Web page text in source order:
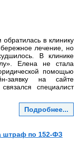
в клинику
лечение, но
В клинике
Елена не стала
помощью
на сайте
специалист
Подробнее...
штраф по 152‑ФЗ